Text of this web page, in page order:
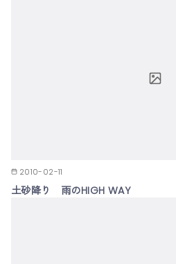
2010-02-11
土砂降り 雨のHIGH WAY